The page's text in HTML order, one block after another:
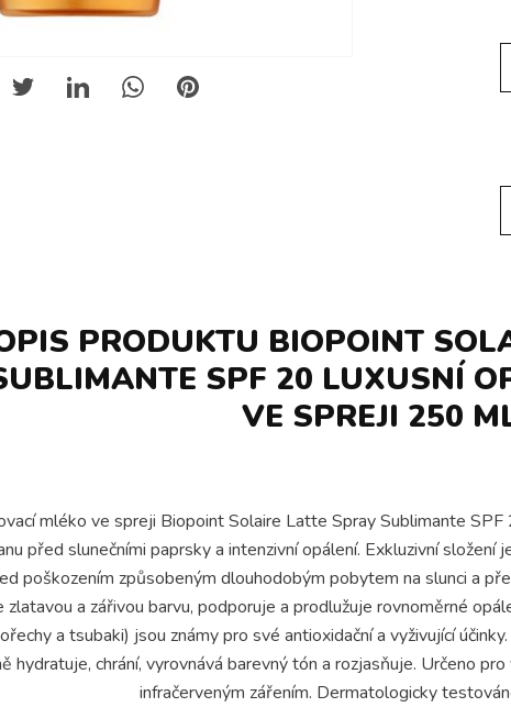
PRODUKTU BIOPOINT
SPF 20 LUXUSNÍ
VE SPREJI 250
mléko ve spreji Biopoint Solaire Latte Spray Sublimante
před slunečními paprsky a intenzivní opálení. Exkluzivní
poškozením způsobeným dlouhodobým pobytem na slunci a
a zářivou barvu, podporuje a prodlužuje rovnoměrné
a tsubaki) jsou známy pro své antioxidační a vyživující
hydratuje, chrání, vyrovnává barevný tón a rozjasňuje. Určeno
infračerveným zářením. Dermatologicky